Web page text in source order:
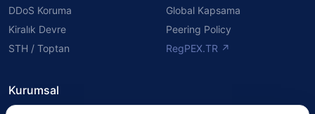
DDoS Koruma
Kiralık Devre
STH / Toptan
Global Kapsama
Peering Policy
RegPEX.TR ↗
Kurumsal